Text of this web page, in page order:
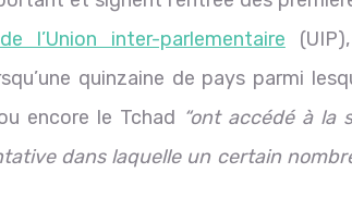
l’Union inter-parlementaire
quinzaine de pays parmi
encore le Tchad “ont accédé à la
dans laquelle un certain